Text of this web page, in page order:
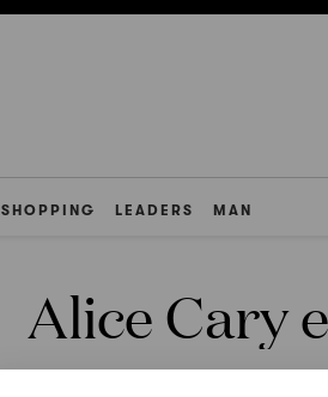
SHOPPING LEADERS MAN
Alice Cary